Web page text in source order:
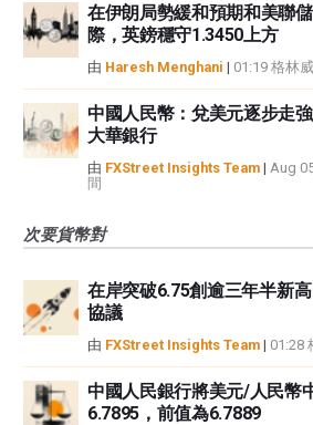
在伊朗局勢緩和預期和美聯
際，英鎊穩守1.3450上方
由 Haresh Menghani | 01:19 格林
中國人民幣：兌美元逐步走
大華銀行
由 FXStreet Insights Team | Aug
間
次要貨幣對
在岸突破6.75創逾三年半新
協議
由 FXStreet Insights Team | 01:28
中國人民銀行將美元/人民幣
6.7895，前值為6.7889